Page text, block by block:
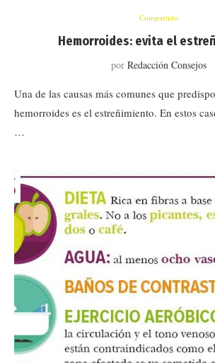
Compartido
Hemorroides: evita el
por Redacción Consejos
Una de las causas más comunes que
hemorroides es el estreñimiento. En estos
…